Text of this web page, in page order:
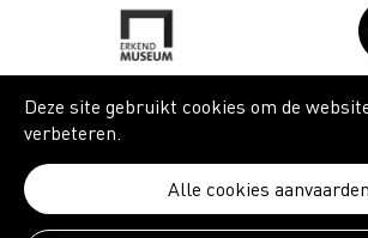
Deze site gebruikt cookies om de
verbeteren.
Alle cookies aanvaarden